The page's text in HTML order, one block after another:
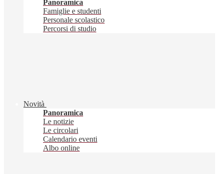
Panoramica
Famiglie e studenti
Personale scolastico
Percorsi di studio
Novità
Panoramica
Le notizie
Le circolari
Calendario eventi
Albo online